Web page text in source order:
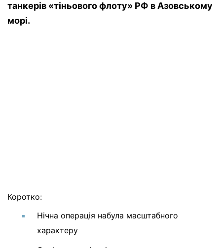
танкерів «тіньового флоту» РФ в Азовському
морі.
Коротко:
Нічна операція набула масштабного
характеру